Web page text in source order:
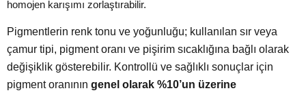
homojen karışımı zorlaştırabilir.
Pigmentlerin renk tonu ve yoğunluğu; kullanılan sır veya
çamur tipi, pigment oranı ve pişirim sıcaklığına bağlı olarak
değişiklik gösterebilir. Kontrollü ve sağlıklı sonuçlar için
pigment oranının genel olarak %10’un üzerine